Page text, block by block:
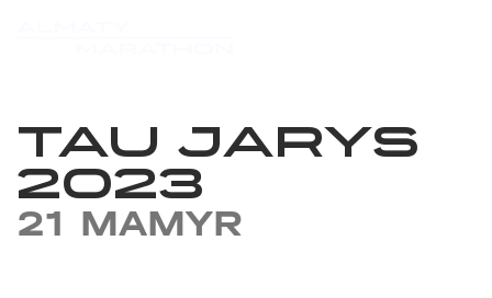
TAU JARYS
2023
21 MAMYR